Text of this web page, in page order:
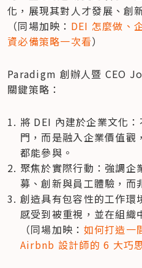
化，展現其對人才發展、創
（同場加映： DEI 怎麼做、
資必備策略一次看）
Paradigm 創辦人暨 CEO
關鍵策略：
將 DEI 內建於企業文化
門，而是融入企業價值觀
都能參與。
聚焦於實際行動：強調企
募、創新與員工體驗，而
創造具有包容性的工作環
感受到被重視，並在組織
（同場加映： 如何打造一
Airbnb 設計師的 6 大巧